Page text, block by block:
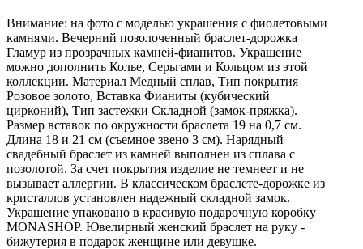
Внимание: на фото с моделью украшения с фиолетовыми
камнями. Вечерний позолоченный браслет-дорожка
Гламур из прозрачных камней-фианитов. Украшение
можно дополнить Колье, Серьгами и Кольцом из этой
коллекции. Материал Медный сплав, Тип покрытия
Розовое золото, Вставка Фианиты (кубический
цирконий), Тип застежки Складной (замок-пряжка).
Размер вставок по окружности браслета 19 на 0,7 см.
Длина 18 и 21 см (съемное звено 3 см). Нарядный
свадебный браслет из камней выполнен из сплава с
позолотой. За счет покрытия изделие не темнеет и не
вызывает аллергии. В классическом браслете-дорожке из
кристаллов установлен надежный складной замок.
Украшение упаковано в красивую подарочную коробку
MONASHOP. Ювелирный женский браслет на руку -
бижутерия в подарок женщине или девушке.